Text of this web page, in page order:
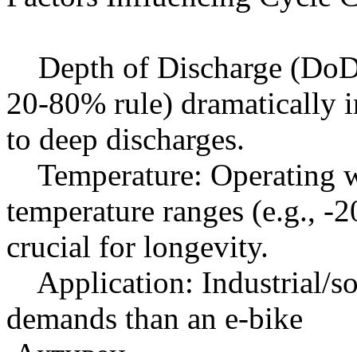
Depth of Discharge
20-80% rule) dramatically
to deep discharges.
Temperature: Operating
temperature ranges (e.g., -
crucial for longevity.
Application: Industrial/
demands than an e-bike